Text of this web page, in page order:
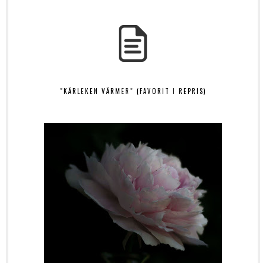
"KÄRLEKEN VÄRMER" (FAVORIT I REPRIS)